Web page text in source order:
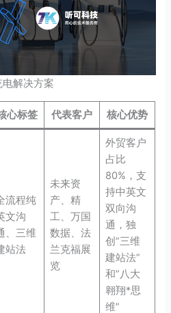
解决方案
心标签 代表客户 核心优势
流程纯
文沟
、三维
站法
未来资
产、精
工、万国
数据、法
兰克福展
览
外贸客户
占比
80%，支
持中英文
双向沟
通，独
创”三维
建站法”
和”八大
翱翔*思
维”